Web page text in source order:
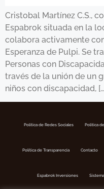
Cristobal Martínez C.S.,
Espabrok situada en la
colabora activamente
Esperanza de Pulpi. Se
Personas con
través de la unión de un
niños con discapacidad,
Política de Redes Sociales Politica
Política de Transparencia Contacto
Espabrok Inversiones